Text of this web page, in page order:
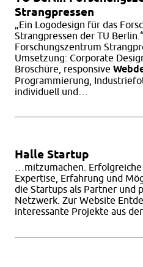
Strangpressen
„Ein Logodesign für das
Strangpressen der TU
Forschungszentrum
Umsetzung: Corporate
Broschüre, responsive
Programmierung,
individuell und…
Halle Startup
…mitzumachen.
Expertise, Erfahrung und
die Startups als Partner und
Netzwerk. Zur Website
interessante Projekte aus